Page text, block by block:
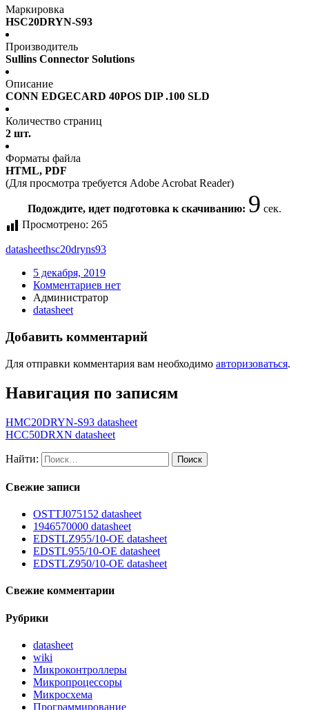
Маркировка
HSC20DRYN-S93
Производитель
Sullins Connector Solutions
Описание
CONN EDGECARD 40POS DIP .100 SLD
Количество страниц
2 шт.
Форматы файла
HTML, PDF
(Для просмотра требуется Adobe Acrobat Reader)
Подождите, идет подготовка к скачиванию: 9 сек.
Просмотрено: 265
datasheethsc20dryns93
5 декабря, 2019
Комментариев нет
Администратор
datasheet
Добавить комментарий
Для отправки комментария вам необходимо авторизоваться.
Навигация по записям
HMC20DRYN-S93 datasheet
HCC50DRXN datasheet
Найти:
Свежие записи
OSTTJ075152 datasheet
1946570000 datasheet
EDSTLZ955/10-OE datasheet
EDSTL955/10-OE datasheet
EDSTLZ950/10-OE datasheet
Свежие комментарии
Рубрики
datasheet
wiki
Микроконтроллеры
Микропроцессоры
Микросхема
Программирование